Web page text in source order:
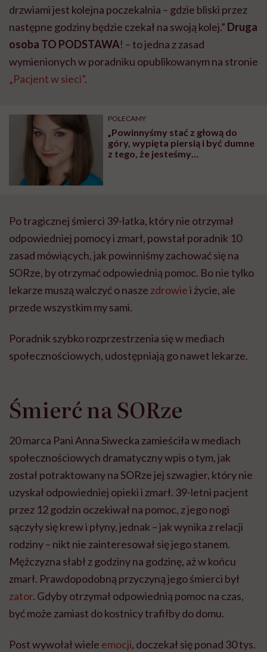
drzwiami jest kolejna poczekalnia – gdzie bliski przez
następne godziny będzie czekał na swoją kolej.” Druga
osoba TO PODSTAWA! – to jedna z zasad
wymienionych w poradniku opublikowanym na stronie
„Pacjent w sieci”.
POLECAMY
„Powinnyśmy stać z głową do
góry, wypięta piersią i być dumne
z tego, że jesteśmy
Po tragicznej śmierci 39-latka, który nie otrzymał
odpowiedniej pomocy i zmarł, powstał poradnik 10
zasad mówiących, jak powinniśmy zachować się na
SORze, by otrzymać odpowiednią pomoc. Bo nie tylko
lekarze muszą walczyć o nasze zdrowiei życie, ale
przede wszystkim my sami.
Poradnik szybko rozprzestrzenia się w mediach
społecznościowych, udostępniają go nawet lekarze.
Śmierć na SORze
20 marca Pani Anna Siwecka zamieściła w mediach
społecznościowych dramatyczny wpis o tym, jak
został potraktowany na SORze jej szwagier, który nie
uzyskał odpowiedniej opieki i zmarł. 39-letni pacjent
przez 12 godzin oczekiwał na pomoc, z jego nogi
sączyły się krew i płyny, jednak – jak wynika z relacji
rodziny – nikt nie zainteresował się jego stanem.
Mężczyzna słabł z godziny na godzinę, aż w końcu
zmarł. Prawdopodobną przyczyną jego śmierci był
zator. Gdyby otrzymał odpowiednią pomoc na czas,
być może zamiast do kostnicy trafiłby do domu.
Post wywołał wiele emocji, doczekał się ponad 30 tys.